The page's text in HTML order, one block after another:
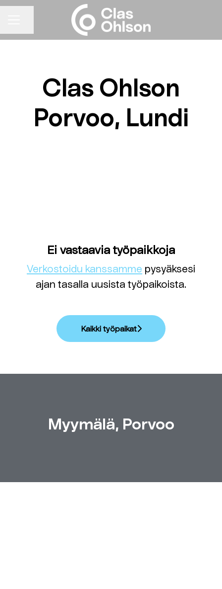
Clas Ohlson
Porvoo, Lundi
Ei vastaavia työpaikkoja
Verkostoidu kanssamme pysyäksesi
ajan tasalla uusista työpaikoista.
Kaikki työpaikat
Myymälä, Porvoo